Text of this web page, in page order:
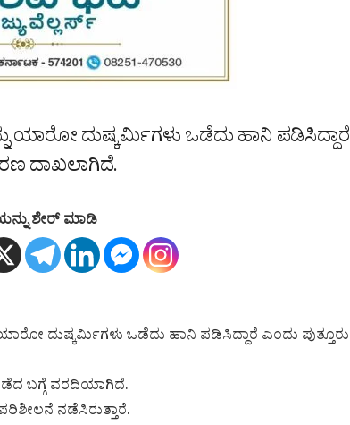
ಯಾರೋ ದುಷ್ಕರ್ಮಿಗಳು ಒಡೆದು ಹಾನಿ ಪಡಿಸಿದ್ದಾರೆ
ದಾಖಲಾಗಿದೆ.
ಶೇರ್ ಮಾಡಿ
ದುಷ್ಕರ್ಮಿಗಳು ಒಡೆದು ಹಾನಿ ಪಡಿಸಿದ್ದಾರೆ ಎಂದು ಪುತ್ತೂರು
ಬಗ್ಗೆ ವರದಿಯಾಗಿದೆ.
ನಡೆಸಿರುತ್ತಾರೆ.